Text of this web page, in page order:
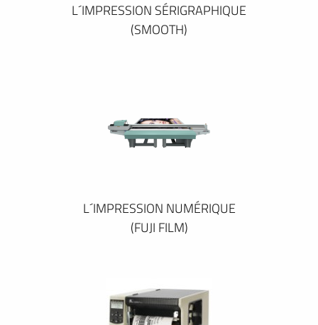
L´IMPRESSION SÉRIGRAPHIQUE
(SMOOTH)
L´IMPRESSION NUMÉRIQUE
(FUJI FILM)